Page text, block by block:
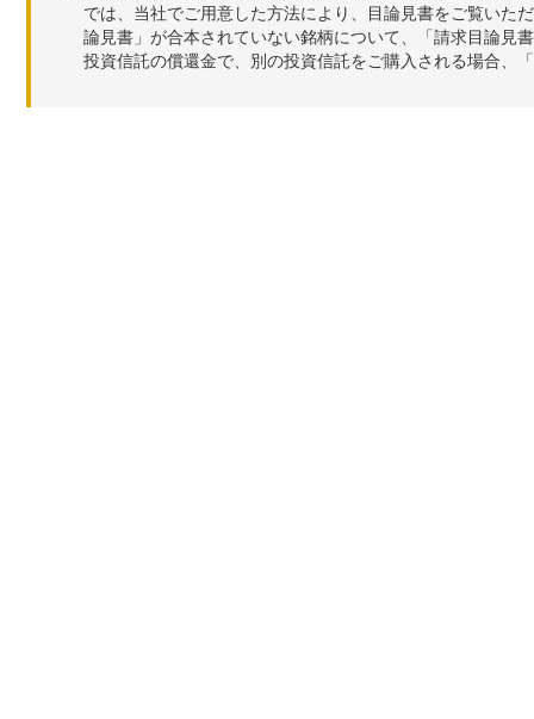
では、当社でご用意した方法により、目論見書をご覧いた
論見書」が合本されていない銘柄について、「請求目論見
投資信託の償還金で、別の投資信託をご購入される場合、